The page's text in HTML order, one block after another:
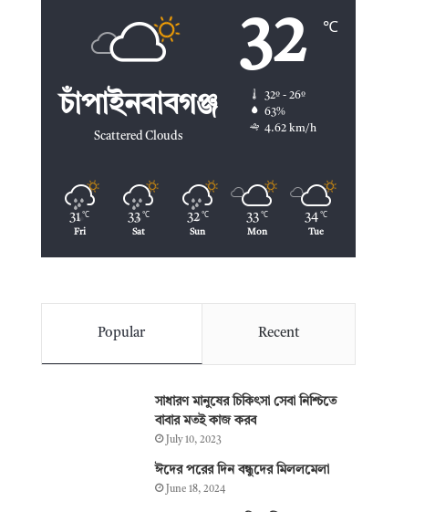
চাঁপাইনবাবগঞ্জ
Scattered Clouds
32 ℃
32º - 26º
63%
4.62 km/h
31 ℃
Fri
33 ℃
Sat
32 ℃
Sun
33 ℃
Mon
34 ℃
Tue
Popular Recent
সাধারণ মানুষের চিকিৎসা সেবা নিশ্চিতে
বাবার মতই কাজ করব
July 10, 2023
ঈদের পরের দিন বন্ধুদের মিললমেলা
June 18, 2024